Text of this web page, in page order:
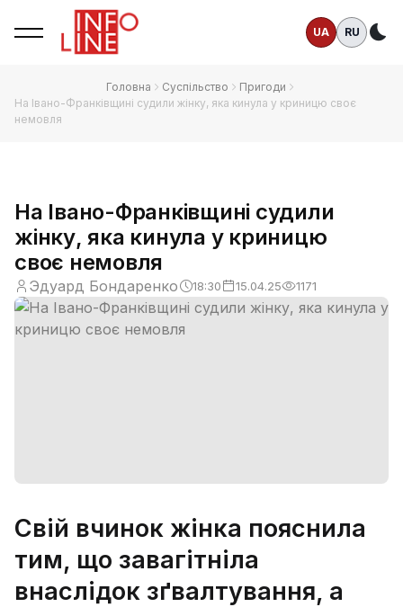
UA RU
Головна Суспільство
Пригоди
На Івано-Франківщині судили жінку, яка кинула у криницю своє
немовля
На Івано-Франківщині судили
жінку, яка кинула у криницю
своє немовля
Эдуард Бондаренко 18:30 15.04.25 1171
Свій вчинок жінка пояснила
тим, що завагітніла
внаслідок зґвалтування, а